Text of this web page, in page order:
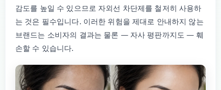
감도를 높일 수 있으므로 자외선 차단제를 철저히 사용하
는 것은 필수입니다. 이러한 위험을 제대로 안내하지 않는
브랜드는 소비자의 결과는 물론 — 자사 평판까지도 — 훼
손할 수 있습니다.